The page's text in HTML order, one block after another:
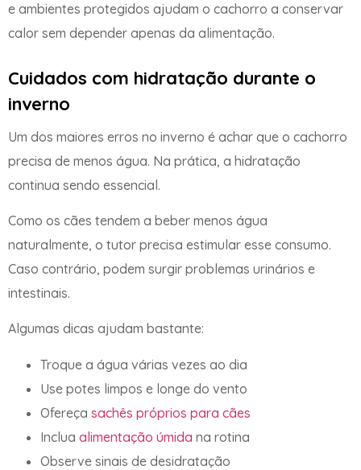
e ambientes protegidos ajudam o cachorro a conservar
calor sem depender apenas da alimentação.
Cuidados com hidratação durante o
inverno
Um dos maiores erros no inverno é achar que o cachorro
precisa de menos água. Na prática, a hidratação
continua sendo essencial.
Como os cães tendem a beber menos água
naturalmente, o tutor precisa estimular esse consumo.
Caso contrário, podem surgir problemas urinários e
intestinais.
Algumas dicas ajudam bastante:
Troque a água várias vezes ao dia
Use potes limpos e longe do vento
Ofereça sachês próprios para cães
Inclua alimentação úmida na rotina
Observe sinais de desidratação